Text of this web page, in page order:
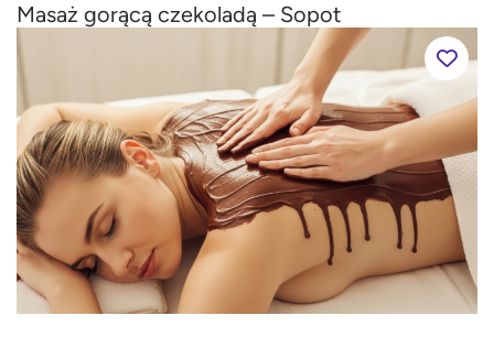
Masaż gorącą czekoladą – Sopot